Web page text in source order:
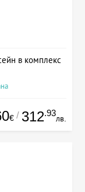
в комплекс
€ / 312.93
лв.